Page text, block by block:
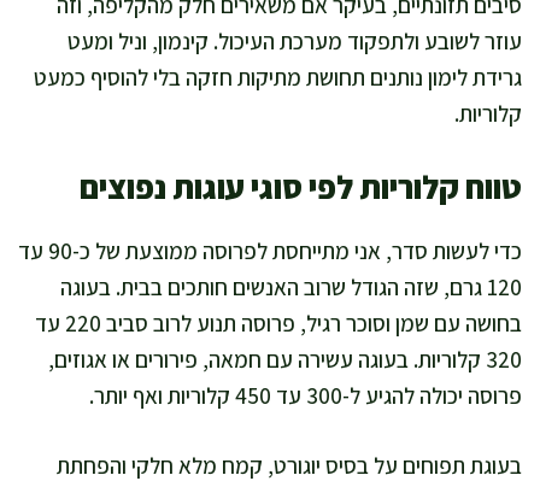
עוזר לשובע ולתפקוד מערכת העיכול. קינמון, וניל ומעט
גרידת לימון נותנים תחושת מתיקות חזקה בלי להוסיף כמעט
קלוריות.
טווח קלוריות לפי סוגי עוגות נפוצים
כדי לעשות סדר, אני מתייחסת לפרוסה ממוצעת של כ-90 עד
120 גרם, שזה הגודל שרוב האנשים חותכים בבית. בעוגה
בחושה עם שמן וסוכר רגיל, פרוסה תנוע לרוב סביב 220 עד
320 קלוריות. בעוגה עשירה עם חמאה, פירורים או אגוזים,
פרוסה יכולה להגיע ל-300 עד 450 קלוריות ואף יותר.
בעוגת תפוחים על בסיס יוגורט, קמח מלא חלקי והפחתת